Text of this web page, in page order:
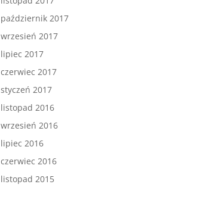
październik 2017
wrzesień 2017
lipiec 2017
czerwiec 2017
styczeń 2017
listopad 2016
wrzesień 2016
lipiec 2016
czerwiec 2016
listopad 2015